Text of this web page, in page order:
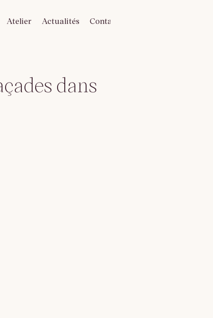
Atelier Actualités Contact
dans